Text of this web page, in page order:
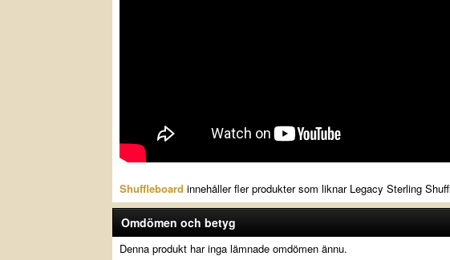
Shuffleboard innehåller fler produkter som liknar Legacy Sterling
Omdömen och betyg
Denna produkt har inga lämnade omdömen ännu.